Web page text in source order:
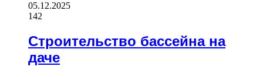
05.12.2025
142
Строительство бассейна на
даче